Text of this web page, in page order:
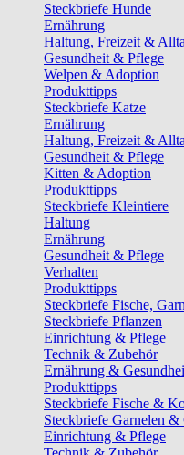
Steckbriefe Hunde
Ernährung
Haltung, Freizeit &
Gesundheit & Pflege
Welpen & Adoption
Produkttipps
Steckbriefe Katze
Ernährung
Haltung, Freizeit &
Gesundheit & Pflege
Kitten & Adoption
Produkttipps
Steckbriefe Kleintiere
Haltung
Ernährung
Gesundheit & Pflege
Verhalten
Produkttipps
Steckbriefe Fische,
Steckbriefe Pflanzen
Einrichtung & Pflege
Technik & Zubehör
Ernährung &
Produkttipps
Steckbriefe Fische &
Steckbriefe Garnelen &
Einrichtung & Pflege